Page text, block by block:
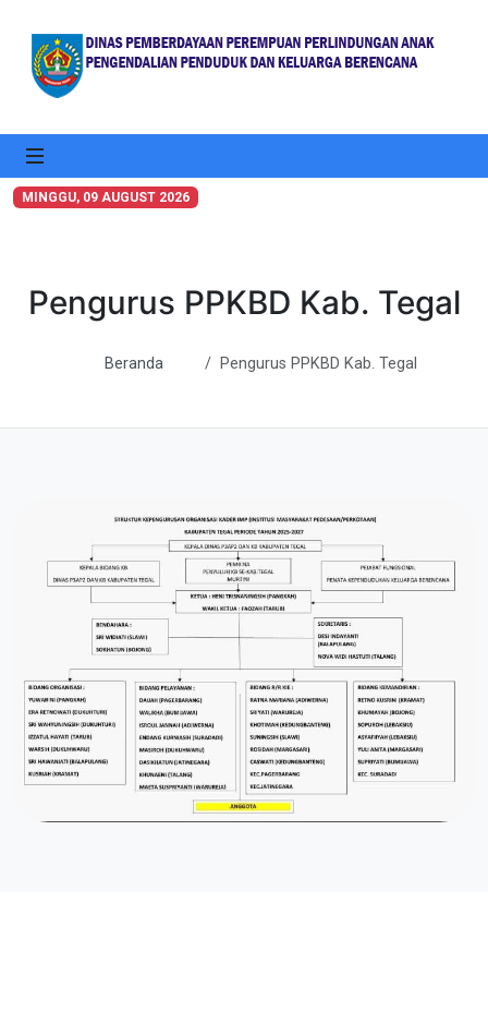
MINGGU, 09 AUGUST 2026
Pengurus PPKBD Kab. Tegal
Beranda Pengurus PPKBD Kab. Tegal